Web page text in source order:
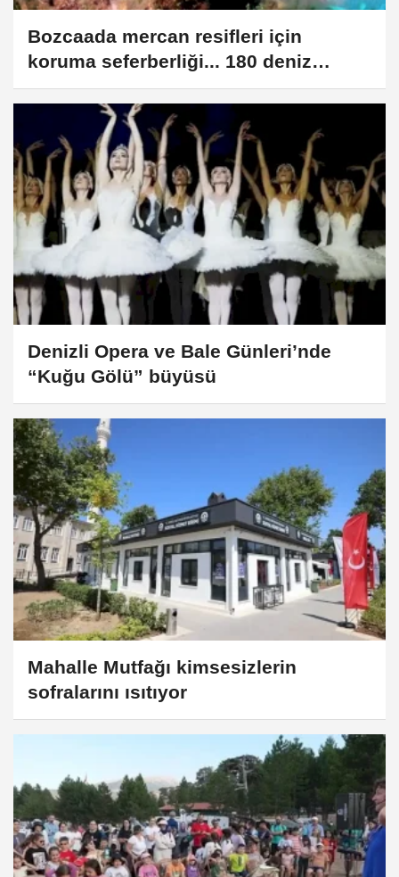
Bozcaada mercan resifleri için
koruma seferberliği... 180 deniz
canlısı türü kayıt altına alındı
Denizli Opera ve Bale Günleri’nde
“Kuğu Gölü” büyüsü
Mahalle Mutfağı kimsesizlerin
sofralarını ısıtıyor